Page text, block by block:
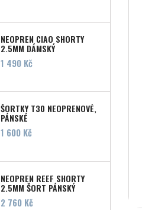
NEOPREN CIAO SHORTY
2,5MM DÁMSKÝ
Cena
1 490 Kč
ŠORTKY T30 NEOPRENOVÉ,
PÁNSKÉ
Cena
1 600 Kč
NEOPREN REEF SHORTY
2,5MM ŠORT PÁNSKÝ
Cena
2 760 Kč